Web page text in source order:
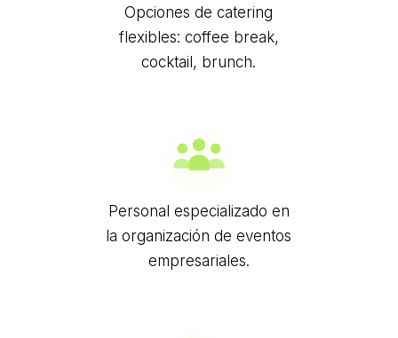
Opciones de catering
flexibles: coffee break,
cocktail, brunch.
Personal especializado en
la organización de eventos
empresariales.